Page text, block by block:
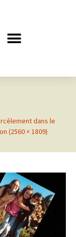
dans le
(2560 × 1809)